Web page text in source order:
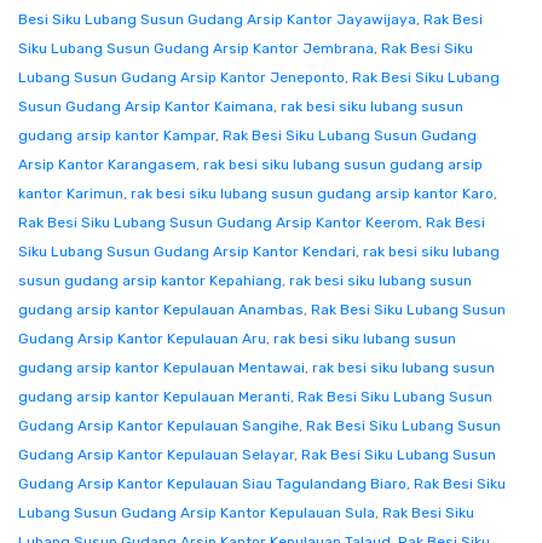
Besi Siku Lubang Susun Gudang Arsip Kantor Jayawijaya, Rak Besi
Siku Lubang Susun Gudang Arsip Kantor Jembrana, Rak Besi Siku
Lubang Susun Gudang Arsip Kantor Jeneponto, Rak Besi Siku Lubang
Susun Gudang Arsip Kantor Kaimana, rak besi siku lubang susun
gudang arsip kantor Kampar, Rak Besi Siku Lubang Susun Gudang
Arsip Kantor Karangasem, rak besi siku lubang susun gudang arsip
kantor Karimun, rak besi siku lubang susun gudang arsip kantor Karo,
Rak Besi Siku Lubang Susun Gudang Arsip Kantor Keerom, Rak Besi
Siku Lubang Susun Gudang Arsip Kantor Kendari, rak besi siku lubang
susun gudang arsip kantor Kepahiang, rak besi siku lubang susun
gudang arsip kantor Kepulauan Anambas, Rak Besi Siku Lubang Susun
Gudang Arsip Kantor Kepulauan Aru, rak besi siku lubang susun
gudang arsip kantor Kepulauan Mentawai, rak besi siku lubang susun
gudang arsip kantor Kepulauan Meranti, Rak Besi Siku Lubang Susun
Gudang Arsip Kantor Kepulauan Sangihe, Rak Besi Siku Lubang Susun
Gudang Arsip Kantor Kepulauan Selayar, Rak Besi Siku Lubang Susun
Gudang Arsip Kantor Kepulauan Siau Tagulandang Biaro, Rak Besi Siku
Lubang Susun Gudang Arsip Kantor Kepulauan Sula, Rak Besi Siku